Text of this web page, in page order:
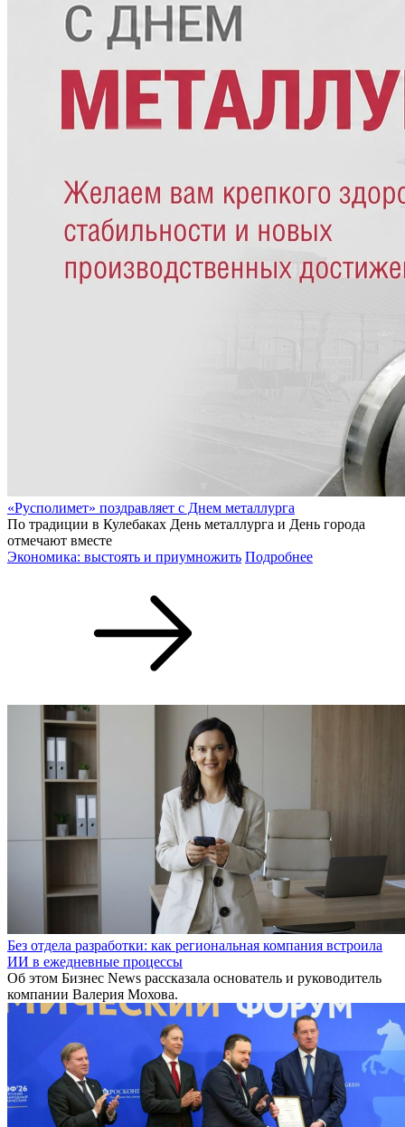
«Русполимет» поздравляет с Днем металлурга
По традиции в Кулебаках День металлурга и День города
отмечают вместе
Экономика: выстоять и приумножить Подробнее
Без отдела разработки: как региональная компания встроила
ИИ в ежедневные процессы
Об этом Бизнес News рассказала основатель и руководитель
компании Валерия Мохова.